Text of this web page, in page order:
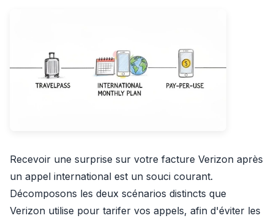
Recevoir une surprise sur votre facture Verizon après
un appel international est un souci courant.
Décomposons les deux scénarios distincts que
Verizon utilise pour tarifer vos appels, afin d'éviter les